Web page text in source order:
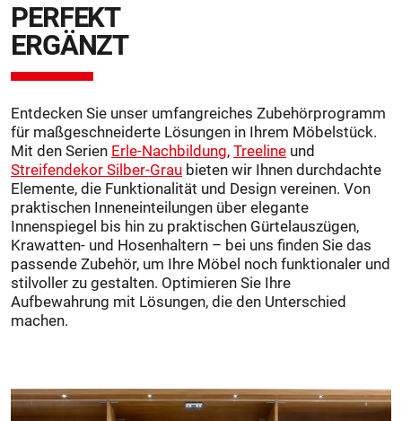
PERFEKT
ERGÄNZT
Entdecken Sie unser umfangreiches Zubehörprogramm
für maßgeschneiderte Lösungen in Ihrem Möbelstück.
Mit den Serien Erle-Nachbildung, Treeline und
Streifendekor Silber-Grau bieten wir Ihnen durchdachte
Elemente, die Funktionalität und Design vereinen. Von
praktischen Inneneinteilungen über elegante
Innenspiegel bis hin zu praktischen Gürtelauszügen,
Krawatten- und Hosenhaltern – bei uns finden Sie das
passende Zubehör, um Ihre Möbel noch funktionaler und
stilvoller zu gestalten. Optimieren Sie Ihre
Aufbewahrung mit Lösungen, die den Unterschied
machen.